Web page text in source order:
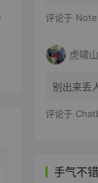
评论于
虎啸
别出来丢
评论于
手气不错